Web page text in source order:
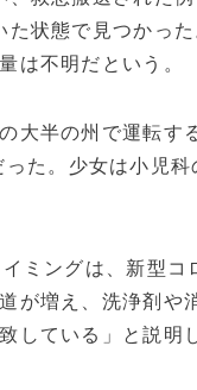
状態で見つかっ
は不明だという。
半の州で運転す
た。少女は小児
ミングは、新型
が増え、洗浄剤や
している」と説明